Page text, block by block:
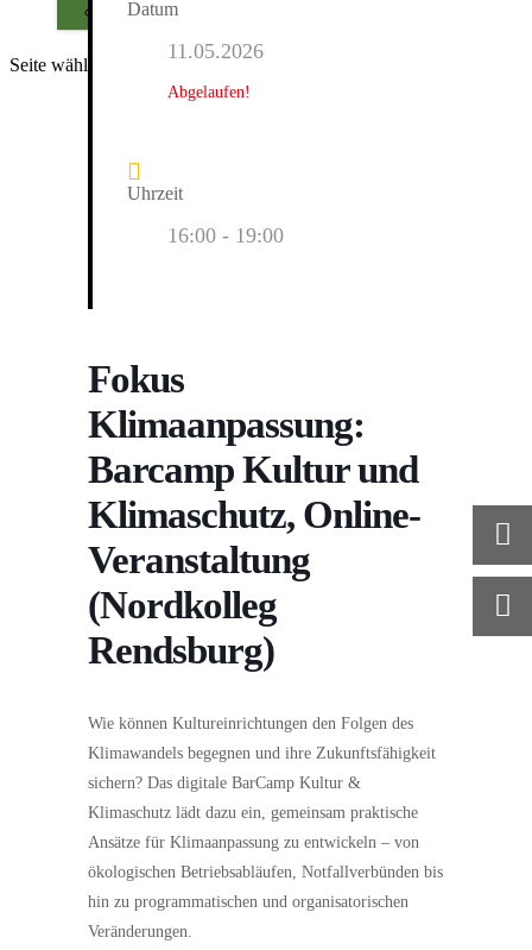
Kontakt
Seite wählen
Datum
11.05.2026
Abgelaufen!
Uhrzeit
16:00 - 19:00
Fokus
Klimaanpassung:
Barcamp Kultur und
Klimaschutz, Online-
Veranstaltung
(Nordkolleg
Rendsburg)
Wie können Kultureinrichtungen den Folgen des
Klimawandels begegnen und ihre Zukunftsfähigkeit
sichern? Das digitale BarCamp Kultur &
Klimaschutz lädt dazu ein, gemeinsam praktische
Ansätze für Klimaanpassung zu entwickeln – von
ökologischen Betriebsabläufen, Notfallverbünden bis
hin zu programmatischen und organisatorischen
Veränderungen.